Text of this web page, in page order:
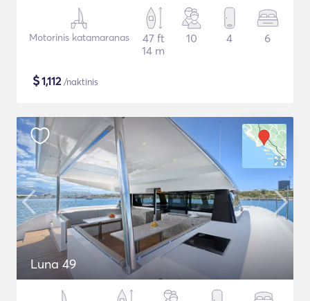
Motorinis katamaranas
47 ft
14 m
10 4 6
$1,112/naktinis
Luna 49